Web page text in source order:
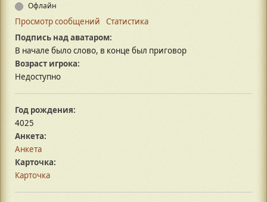
Офлайн
Просмотр сообщений
Статистика
Подпись над аватаром:
В начале было слово, в конце был приговор
Возраст игрока:
Недоступно
Год рождения:
4025
Анкета:
Анкета
Карточка:
Карточка